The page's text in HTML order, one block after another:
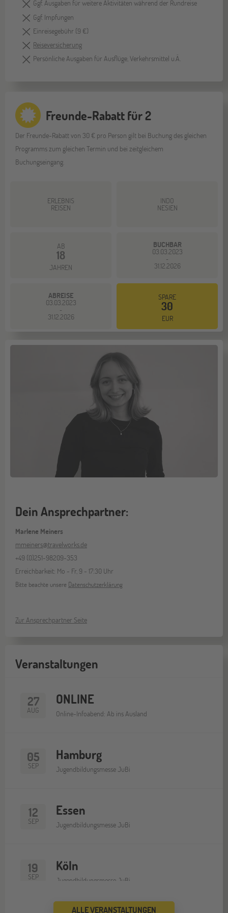
Ggf. Ausgaben für weitere Aktivitäten während der Rundreise
Ggf. Impfungen
Einreisegebühr (9 €)
Reiseversicherung
Persönliche Ausgaben für Ausflüge, Verkehrsmittel u.Ä.
Freunde-Rabatt für 2
Der Freunde-Rabatt von 30 € pro Person gilt bei Buchung des gleichen
Programms zum gleichen Termin und bei zeitgleichem
Buchungseingang.
ERLEBNIS
REISEN
INDO
NESIEN
AB
18
JAHREN
BUCHBAR
03.03.2023
-
31.12.2026
ABREISE
03.03.2023
-
31.12.2026
SPARE
30
EUR
Dein Ansprechpartner:
Marlene Meiners
mmeiners@travelworks.de
+49 (0)251-98209-353
Erreichbarkeit: Mo - Fr, 9 - 17:30 Uhr
Bitte beachte unsere Datenschutzerklärung
Zur Ansprechpartner Seite
Veranstaltungen
27
AUG
ONLINE
Online-Infoabend: Ab ins Ausland
05
SEP
Hamburg
Jugendbildungsmesse JuBi
12
SEP
Essen
Jugendbildungsmesse JuBi
19
SEP
Köln
Jugendbildungsmesse JuBi
ALLE VERANSTALTUNGEN